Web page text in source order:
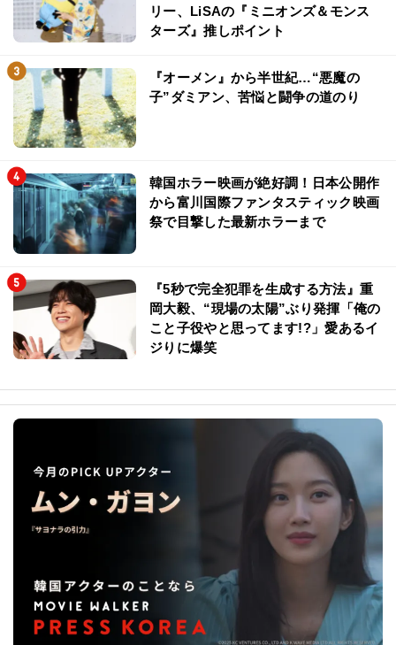
リー、LiSAの『ミニオンズ＆モンス
ターズ』推しポイント
『オーメン』から半世紀…“悪魔の
子”ダミアン、苦悩と闘争の道のり
韓国ホラー映画が絶好調！日本公開作
から富川国際ファンタスティック映画
祭で目撃した最新ホラーまで
『5秒で完全犯罪を生成する方法』重
岡大毅、“現場の太陽”ぶり発揮「俺の
こと子役やと思ってます!?」愛あるイ
ジりに爆笑